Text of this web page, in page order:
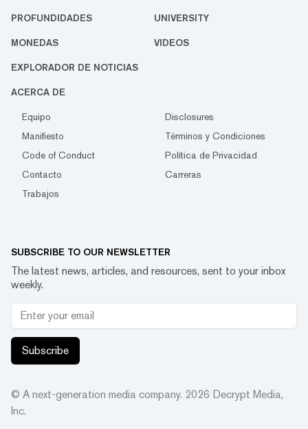
PROFUNDIDADES UNIVERSITY
MONEDAS VIDEOS
EXPLORADOR DE NOTICIAS
ACERCA DE
Equipo
Disclosures
Manifiesto
Términos y Condiciones
Code of Conduct
Política de Privacidad
Contacto
Carreras
Trabajos
SUBSCRIBE TO OUR NEWSLETTER
The latest news, articles, and resources, sent to your inbox
weekly.
Subscribe
© A next-generation media company. 2026 Decrypt Media,
Inc.